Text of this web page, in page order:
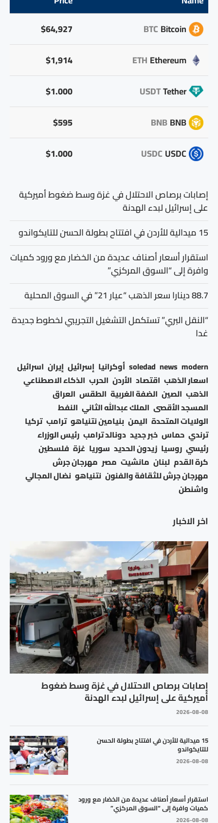
اخر الاخبار
إصابات برصاص الاحتلال في غزة وسط ضغوط
أميركية على إسرائيل لبدء الهدنة
2026-08-08
15 ميدالية للأردن في افتتاح بطولة الحسن
للتايكواندو
2026-08-08
استقرار أسعار أصناف عديدة من الخضار مع ورود
كميات وافرة إلى “السوق المركزي”
2026-08-08
Bitcoin
BTC
$64,927
Ethereum
ETH
$1,914
Tether
USDT
$1.000
BNB
BNB
$595
USDC
USDC
$1.000
إصابات برصاص الاحتلال في غزة وسط ضغوط أميركية
على إسرائيل لبدء الهدنة
15 ميدالية للأردن في افتتاح بطولة الحسن للتايكواندو
استقرار أسعار أصناف عديدة من الخضار مع ورود كميات
وافرة إلى “السوق المركزي”
88.7 دينارا سعر الذهب “عيار 21” في السوق المحلية
“النقل البري” تستكمل التشغيل التجريبي لخطوط جديدة
غدا
modern
news
soledad أوكرانيا إسرائيل إيران اسرائيل
اسعار الذهب اقتصاد الأردن الحرب الذكاء الاصطناعي
الذهب الصين الضفة الغربية الطقس العراق
المسجد الأقصى الملك عبدالله الثاني النفط
الولايات المتحدة اليمن بنيامين نتنياهو ترامب تركيا
ترندي حماس خبر جديد دونالد ترامب رئيس الوزراء
رئيسي روسيا زيدون الحديد سوريا غزة فلسطين
كرة القدم لبنان مانشيت مصر مهرجان جرش
مهرجان جرش للثقافة والفنون نتنياهو نضال المجالي
واشنطن